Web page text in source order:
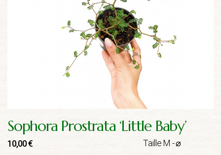
Sophora Prostrata ‘Little Baby’
10,00€ Taille M - ⌀